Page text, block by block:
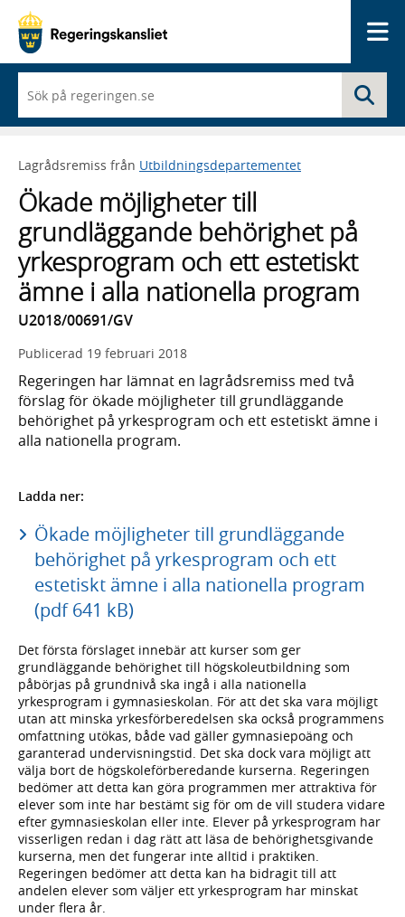
du
börjar
skriva
framträder
lista
med
sökförslag
Lagrådsremiss från Utbildningsdepartementet
Ökade möjligheter till
grundläggande behörighet på
yrkesprogram och ett estetiskt
ämne i alla nationella program
U2018/00691/GV
Publicerad 19 februari 2018
Regeringen har lämnat en lagrådsremiss med två
förslag för ökade möjligheter till grundläggande
behörighet på yrkesprogram och ett estetiskt ämne i
alla nationella program.
Ladda ner:
Ökade möjligheter till grundläggande
behörighet på yrkesprogram och ett
estetiskt ämne i alla nationella program
(pdf 641 kB)
Det första förslaget innebär att kurser som ger
grundläggande behörighet till högskoleutbildning som
påbörjas på grundnivå ska ingå i alla nationella
yrkesprogram i gymnasieskolan. För att det ska vara möjligt
utan att minska yrkesförberedelsen ska också programmens
omfattning utökas, både vad gäller gymnasiepoäng och
garanterad undervisningstid. Det ska dock vara möjligt att
välja bort de högskoleförberedande kurserna. Regeringen
bedömer att detta kan göra programmen mer attraktiva för
elever som inte har bestämt sig för om de vill studera vidare
efter gymnasieskolan eller inte. Elever på yrkesprogram har
visserligen redan i dag rätt att läsa de behörighetsgivande
kurserna, men det fungerar inte alltid i praktiken.
Regeringen bedömer att detta kan ha bidragit till att
andelen elever som väljer ett yrkesprogram har minskat
under flera år.